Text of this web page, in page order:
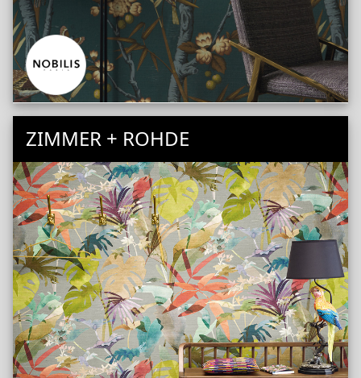
ZIMMER + ROHDE